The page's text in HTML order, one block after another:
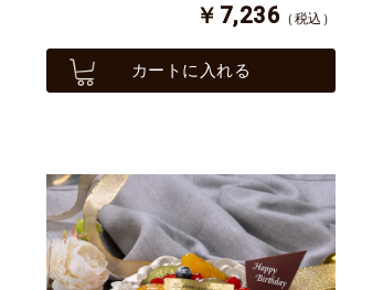
￥7,236 （税込）
カートに入れる